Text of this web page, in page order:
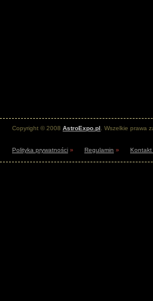
Copyright © 2008 AstroExpo.pl . Wszelkie prawa
Polityka prywatności » Regulamin » Kontakt